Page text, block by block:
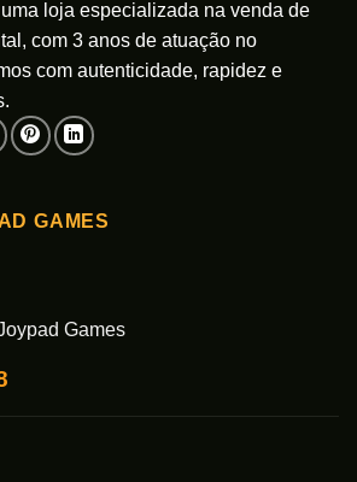
loja especializada na venda de
com 3 anos de atuação no
com autenticidade, rapidez e
GAMES
Games